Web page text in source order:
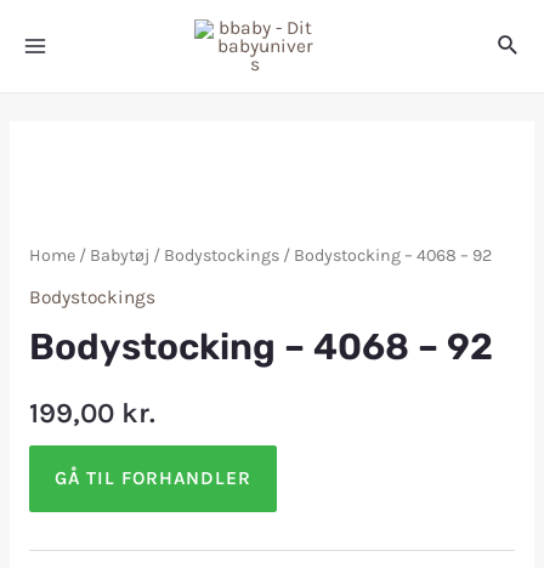
Home/ Babytøj / Bodystockings/ Bodystocking – 4068 – 92
Bodystockings
Bodystocking – 4068 – 92
199,00 kr.
GÅ TIL FORHANDLER